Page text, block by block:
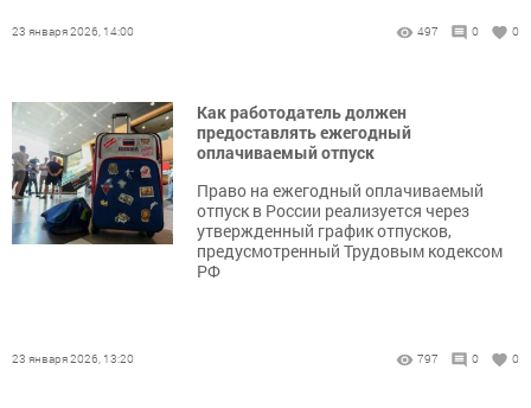
23 января 2026, 14:00 497 0 0
Как работодатель должен
предоставлять ежегодный
оплачиваемый отпуск
Право на ежегодный оплачиваемый
отпуск в России реализуется через
утвержденный график отпусков,
предусмотренный Трудовым кодексом
РФ
23 января 2026, 13:20 797 0 0